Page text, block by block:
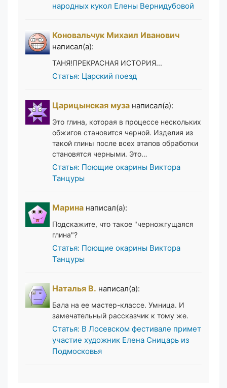
народных кукол Елены Вернидубовой
Коновальчук Михаил Иванович
написал(а):
ТАНЯ!ПРЕКРАСНАЯ ИСТОРИЯ...
Статья: Царский поезд
Царицынская муза написал(а):
Это глина, которая в процессе нескольких
обжигов становится черной. Изделия из
такой глины после всех этапов обработки
становятся черными. Это…
Статья: Поющие окарины Виктора
Танцуры
Марина написал(а):
Подскажите, что такое "черножгущаяся
глина"?
Статья: Поющие окарины Виктора
Танцуры
Наталья В. написал(а):
Бала на ее мастер-классе. Умница. И
замечательный рассказчик к тому же.
Статья: В Лосевском фестивале примет
участие художник Елена Сницарь из
Подмосковья